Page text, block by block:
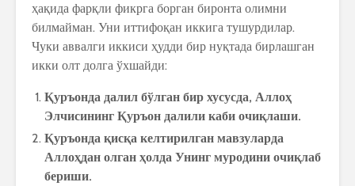
ҳақида фарқли фикрга борган биронта олимни
билмайман. Уни иттифоқан иккига тушурдилар.
Чуки аввалги иккиси ҳудди бир нуқтада бирлашган
икки олт долга ўхшайди:
Қуръонда далил бўлган бир хусусда, Аллоҳ
Элчисининг Қуръон далили каби очиқлаши.
Қуръонда қисқа келтирилган мавзуларда
Аллоҳдан олган ҳолда Унинг муродини очиқлаб
бериши.